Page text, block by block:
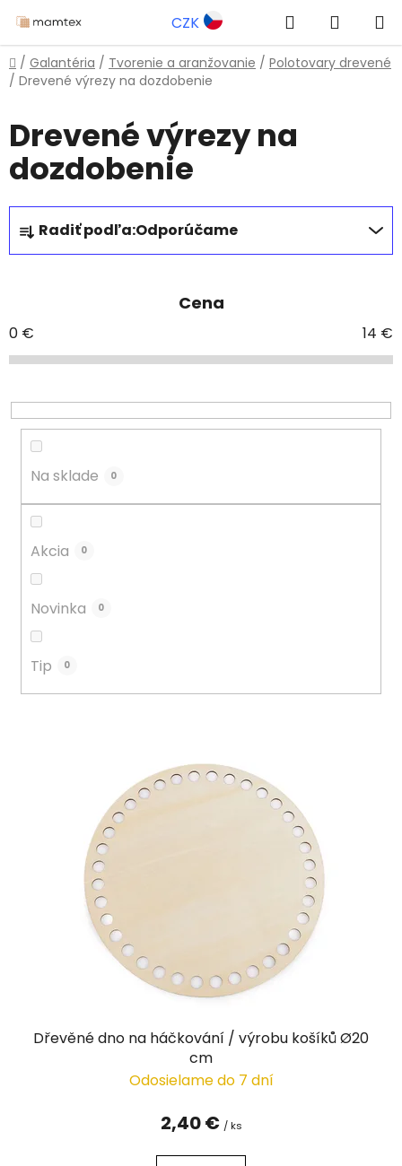
na
obsah
CZK Hľadať
KOŠÍK
Domov
/ Galantéria / Tvorenie a aranžovanie / Polotovary drevené
/ Drevené výrezy na dozdobenie
Drevené výrezy na
dozdobenie
R
a
d
i
e
r
o
Radiť podľa:Odporúčame
Cena
0 € 14 €
Na sklade 0
Akcia 0
Novinka 0
Tip 0
Dřevěné dno na háčkování / výrobu košíků Ø20
cm
Odosielame do 7 dní
2,40 € / ks